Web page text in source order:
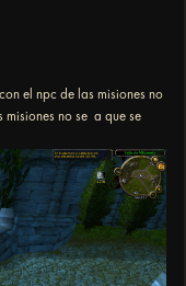
el npc de las misiones no
no se a que se